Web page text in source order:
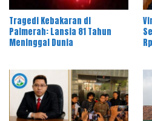
Tragedi Kebakaran di
Palmerah: Lansia 81 Tahun
Meninggal Dunia